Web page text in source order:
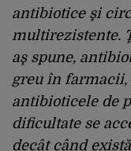
antibiotice şi
multirezistente.
aş spune,
greu în farmacii,
antibioticele de
dificultate se
decât când